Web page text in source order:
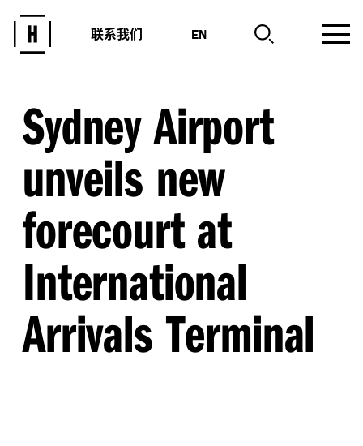
联系我们 EN
Sydney Airport
unveils new
forecourt at
International
Arrivals Terminal